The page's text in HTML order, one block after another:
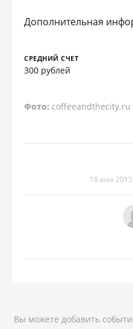
Дополнительная
СРЕДНИЙ СЧЕТ
300 рублей
Фото: coffeeandthecity.ru
18 мая 2015
Вы можете добавить